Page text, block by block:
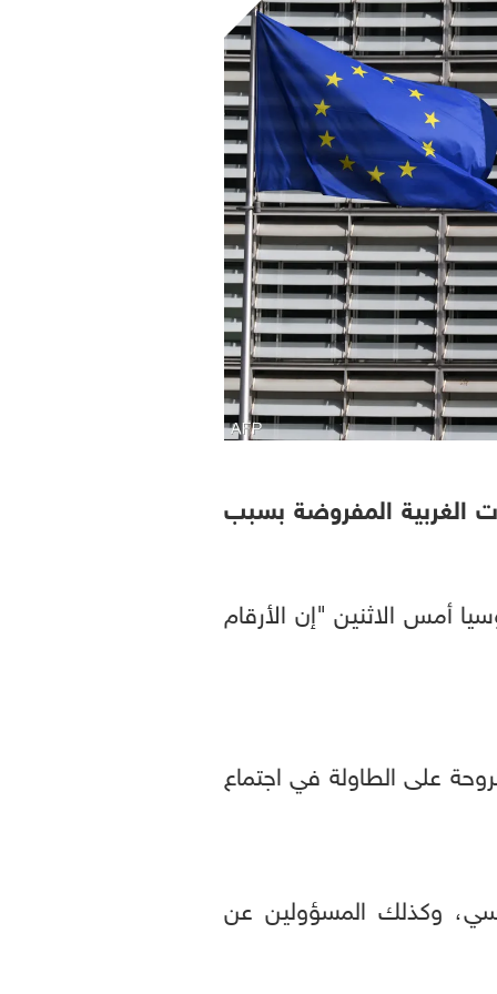
الغربية المفروضة بسبب
أمس الاثنين "إن الأرقام
من 80 فردا وكيانا أخرى مطروحة على الطاولة في اجتماع
وكذلك المسؤولين عن